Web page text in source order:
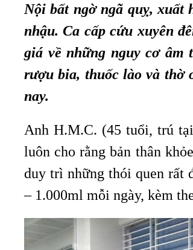
Nội bất ngờ ngã quỵ, xuất
nhậu. Ca cấp cứu xuyên
giá về những nguy cơ âm
rượu bia, thuốc lào và thờ
nay.
Anh H.M.C. (45 tuổi, trú
luôn cho rằng bản thân
duy trì những thói quen rất
– 1.000ml mỗi ngày, kèm